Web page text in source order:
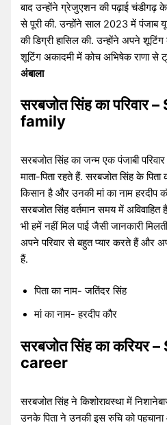
बाद उन्होंने ग्रेजुएशन की पढ़ाई चंडीगढ़
से पूरी की. उन्होंने साल 2023 में पंजाब
की डिग्री हासिल की. उन्होंने अपने
शूटिंग अकादमी में कोच अभिषेक राणा से
अंबाला
सरबजोत सिंह का
family
सरबजोत सिंह का जन्म एक पंजाबी
माता-पिता रहते हैं. सरबजोत सिंह के
किसान है और उनकी मां का नाम हरदीप
सरबजोत सिंह वर्तमान समय में
भी हमें नहीं मिल पाई जैसी जानकारी
अपने परिवार से बहुत प्यार करते हैं और
हैं.
पिता का नाम- जतिंदर सिंह
मां का नाम- हरदीप कौर
सरबजोत सिंह का करियर
career
सरबजोत सिंह ने किशोरावस्था में
उनके पिता ने उनकी इस रुचि को पहचाना